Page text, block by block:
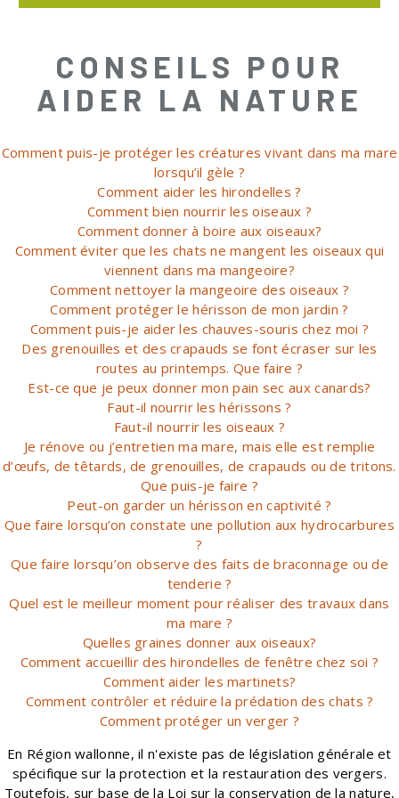
CONSEILS POUR
AIDER LA NATURE
Comment puis-je protéger les créatures vivant dans ma mare
lorsqu’il gèle ?
Comment aider les hirondelles ?
Comment bien nourrir les oiseaux ?
Comment donner à boire aux oiseaux?
Comment éviter que les chats ne mangent les oiseaux qui
viennent dans ma mangeoire?
Comment nettoyer la mangeoire des oiseaux ?
Comment protéger le hérisson de mon jardin ?
Comment puis-je aider les chauves-souris chez moi ?
Des grenouilles et des crapauds se font écraser sur les
routes au printemps. Que faire ?
Est-ce que je peux donner mon pain sec aux canards?
Faut-il nourrir les hérissons ?
Faut-il nourrir les oiseaux ?
Je rénove ou j’entretien ma mare, mais elle est remplie
d’œufs, de têtards, de grenouilles, de crapauds ou de tritons.
Que puis-je faire ?
Peut-on garder un hérisson en captivité ?
Que faire lorsqu’on constate une pollution aux hydrocarbures
?
Que faire lorsqu’on observe des faits de braconnage ou de
tenderie ?
Quel est le meilleur moment pour réaliser des travaux dans
ma mare ?
Quelles graines donner aux oiseaux?
Comment accueillir des hirondelles de fenêtre chez soi ?
Comment aider les martinets?
Comment contrôler et réduire la prédation des chats ?
Comment protéger un verger ?
En Région wallonne, il n'existe pas de législation générale et
spécifique sur la protection et la restauration des vergers.
Toutefois, sur base de la Loi sur la conservation de la nature,